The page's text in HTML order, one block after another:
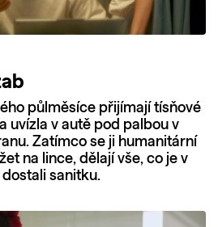
půlměsíce přijímají tísňové
uvízla v autě pod palbou v
Zatímco se ji humanitární
na lince, dělají vše, co je v
sanitku.